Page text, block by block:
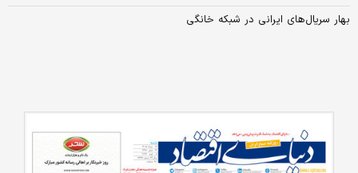
بهار سریال‌های ایرانی در شبکه خانگی